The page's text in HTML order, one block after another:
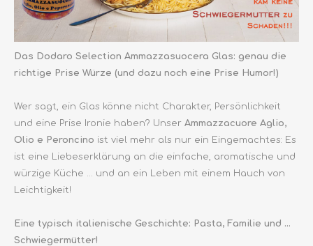
Das Dodaro Selection Ammazzasuocera Glas: genau die
richtige Prise Würze (und dazu noch eine Prise Humor!)
Wer sagt, ein Glas könne nicht Charakter, Persönlichkeit
und eine Prise Ironie haben? Unser Ammazzacuore Aglio,
Olio e Peroncino ist viel mehr als nur ein Eingemachtes: Es
ist eine Liebeserklärung an die einfache, aromatische und
würzige Küche ... und an ein Leben mit einem Hauch von
Leichtigkeit!
Eine typisch italienische Geschichte: Pasta, Familie und ...
Schwiegermütter!